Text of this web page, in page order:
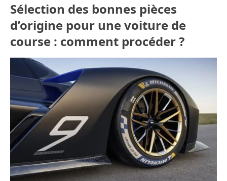
Sélection des bonnes pièces
d’origine pour une voiture de
course : comment procéder ?